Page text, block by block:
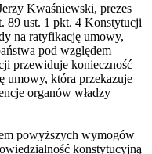
Kwaśniewski, prezes
89 ust. 1 pkt. 4 Konstytucji
na ratyfikację umowy,
pod względem
przewiduje konieczność
umowy, która przekazuje
organów władzy
powyższych wymogów
konstytucyjną